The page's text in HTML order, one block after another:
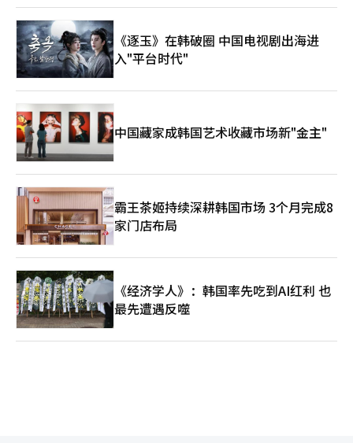
《逐玉》在韩破圈 中国电视剧出海进
入"平台时代"
中国藏家成韩国艺术收藏市场新"金主"
霸王茶姬持续深耕韩国市场 3个月完成8
家门店布局
《经济学人》：韩国率先吃到AI红利 也
最先遭遇反噬